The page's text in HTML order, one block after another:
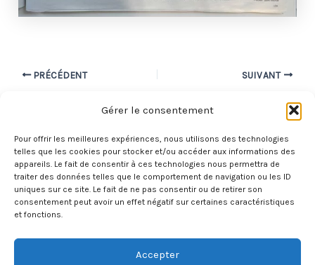
Gérer le consentement
Pour offrir les meilleures expériences, nous utilisons des technologies
telles que les cookies pour stocker et/ou accéder aux informations des
appareils. Le fait de consentir à ces technologies nous permettra de
traiter des données telles que le comportement de navigation ou les ID
uniques sur ce site. Le fait de ne pas consentir ou de retirer son
consentement peut avoir un effet négatif sur certaines caractéristiques
et fonctions.
Accepter
Navigation
PRÉCÉDENT SUIVANT
Totalement Ballons Publicitaires-LaTige®